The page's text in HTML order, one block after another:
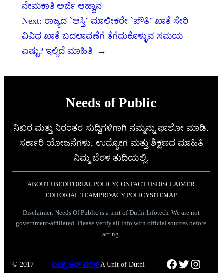
ನೇಮಕಾತಿ ಅರ್ಜಿ ಆಹ್ವಾನ
Next: ರಾಜ್ಯದ `ಆಸ್ತಿ’ ಮಾಲೀಕರೇ `ಪೌತಿ’ ಖಾತೆ ಸೇರಿ
ವಿವಿಧ ಖಾತೆ ಬದಲಾವಣೆಗೆ ತೆಗೆದುಕೊಳ್ಳುವ ಸಮಯ
ಎಷ್ಟು? ಇಲ್ಲಿದೆ ಮಾಹಿತಿ
→
Needs of Public
ನಿಖರ ಮತ್ತು ನಿರಂತರ ಸುದ್ದಿಗಳಿಗಾಗಿ ನಮ್ಮನ್ನು ಫಾಲೋ ಮಾಡಿ.
ಸರ್ಕಾರಿ ಯೋಜನೆಗಳು, ಉದ್ಯೋಗ ಮತ್ತು ಶಿಕ್ಷಣದ ಮಾಹಿತಿ
ನಿಮ್ಮ ಬೆರಳ ತುದಿಯಲ್ಲಿ.
ABOUT USEDITORIAL POLICYCONTACT USDISCLAIMER
EDITORIAL TEAMPRIVACY POLICYSITEMAP
Disclaimer: Needs Of Public is a unit of Duthi Infotech. We are not
government-affiliated. Please verify all info with official sources before
acting.
© 2017 –
ನೀಡ್ಸ್ ಆಫ್ ಪಬ್ಲಿಕ್A Unit of Duthi
Facebook
Twitter